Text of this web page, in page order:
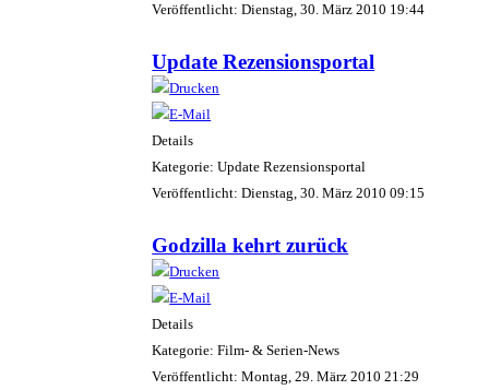
Veröffentlicht: Dienstag, 30. März 2010 19:44
Update Rezensionsportal
Details
Kategorie: Update Rezensionsportal
Veröffentlicht: Dienstag, 30. März 2010 09:15
Godzilla kehrt zurück
Details
Kategorie: Film- & Serien-News
Veröffentlicht: Montag, 29. März 2010 21:29